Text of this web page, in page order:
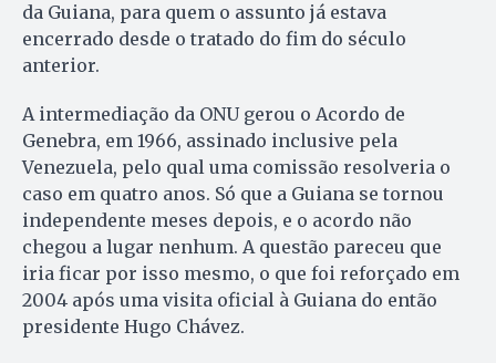
da Guiana, para quem o assunto já estava
encerrado desde o tratado do fim do século
anterior.
A intermediação da ONU gerou o Acordo de
Genebra, em 1966, assinado inclusive pela
Venezuela, pelo qual uma comissão resolveria o
caso em quatro anos. Só que a Guiana se tornou
independente meses depois, e o acordo não
chegou a lugar nenhum. A questão pareceu que
iria ficar por isso mesmo, o que foi reforçado em
2004 após uma visita oficial à Guiana do então
presidente Hugo Chávez.